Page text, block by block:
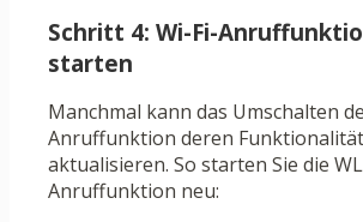
Schritt 4: Wi-Fi-
starten
Manchmal kann das Umschalten
Anruffunktion deren Funktionalität
aktualisieren. So starten Sie die
Anruffunktion neu: